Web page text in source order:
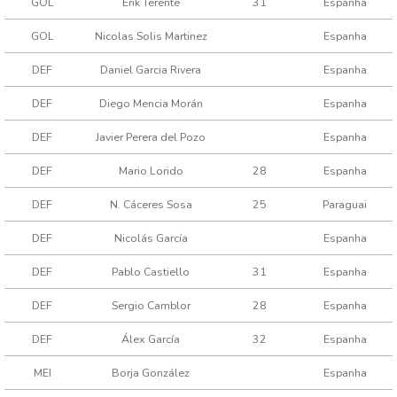
GOL Nicolas Solis Martinez Espanha
DEF Daniel Garcia Rivera Espanha
DEF Diego Mencia Morán Espanha
DEF Javier Perera del Pozo Espanha
DEF Mario Lorido 28 Espanha
DEF N. Cáceres Sosa 25 Paraguai
DEF Nicolás García Espanha
DEF Pablo Castiello 31 Espanha
DEF Sergio Camblor 28 Espanha
DEF Álex García 32 Espanha
MEI Borja González Espanha